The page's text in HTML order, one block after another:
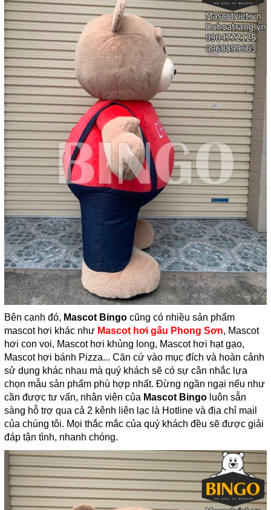
Bên cạnh đó, Mascot Bingo cũng có nhiều sản phẩm
mascot hơi khác như Mascot hơi gấu Phong Sơn, Mascot
hơi con voi, Mascot hơi khủng long, Mascot hơi hạt gạo,
Mascot hơi bánh Pizza... Căn cứ vào mục đích và hoàn cảnh
sử dụng khác nhau mà quý khách sẽ có sự cân nhắc lựa
chọn mẫu sản phẩm phù hợp nhất. Đừng ngần ngại nếu như
cần được tư vấn, nhân viên của Mascot Bingo luôn sẵn
sàng hỗ trợ qua cả 2 kênh liên lạc là Hotline và địa chỉ mail
của chúng tôi. Mọi thắc mắc của quý khách đều sẽ được giải
đáp tận tình, nhanh chóng.